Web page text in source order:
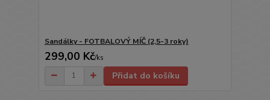
Sandálky - FOTBALOVÝ MÍČ (2,5-3 roky)
299,00 Kč/ks
Přidat do košíku